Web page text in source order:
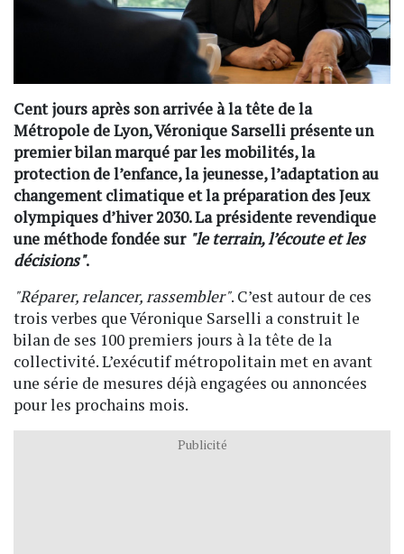
Cent jours après son arrivée à la tête de la
Métropole de Lyon, Véronique Sarselli présente un
premier bilan marqué par les mobilités, la
protection de l’enfance, la jeunesse, l’adaptation au
changement climatique et la préparation des Jeux
olympiques d’hiver 2030. La présidente revendique
une méthode fondée sur "le terrain, l’écoute et les
décisions".
"Réparer, relancer, rassembler". C’est autour de ces
trois verbes que Véronique Sarselli a construit le
bilan de ses 100 premiers jours à la tête de la
collectivité. L’exécutif métropolitain met en avant
une série de mesures déjà engagées ou annoncées
pour les prochains mois.
Publicité